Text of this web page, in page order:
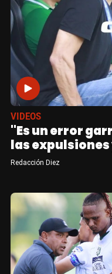
VIDEOS
"Es un error
las expulsiones
Redacción Diez